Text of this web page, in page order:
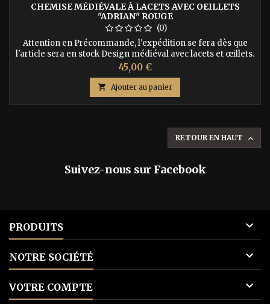
CHEMISE MÉDIÉVALE À LACETS AVEC OEILLETS
"ADRIAN" ROUGE
(0)
Attention en Précommande, l'expédition se fera dès que
l'article sera en stock Design médiéval avec lacets et œillets.
Tissu doux en coton pour confort. Manches longues avec
détails entrecroisés. Décolleté orné de perles en bois. Ajoute
une touche médiévale à ta garde-robe!
Prix
45,00 €
 Ajouter au panier
RETOUR EN HAUT 
Suivez-nous sur Facebook
PRODUITS 
NOTRE SOCIÉTÉ 
VOTRE COMPTE 